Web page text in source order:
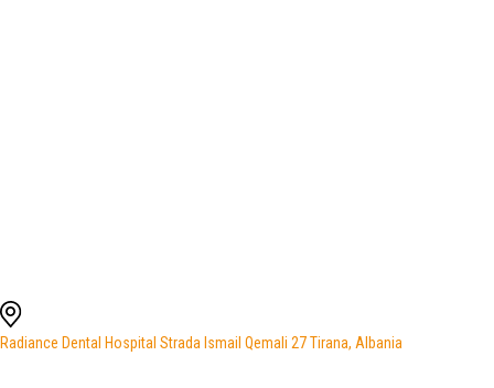
Radiance Dental Hospital Strada Ismail Qemali 27 Tirana, Albania